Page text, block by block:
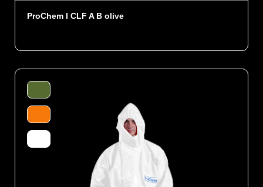
ProChem I CLF A B olive